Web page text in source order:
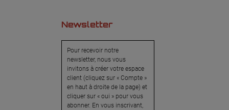
Newsletter
Pour recevoir notre
newsletter, nous vous
invitons à créer votre espace
client (cliquez sur « Compte »
en haut à droite de la page) et
cliquer sur « oui » pour vous
abonner. En vous inscrivant,